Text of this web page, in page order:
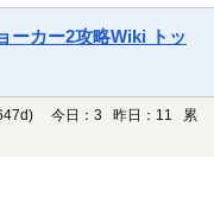
ーカー2攻略Wiki トッ
今日：3 昨日：11 累